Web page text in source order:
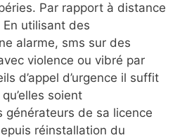
Par rapport à distance
utilisant des
alarme, sms sur des
violence ou vibré par
d’appel d’urgence il suffit
soient
générateurs de sa licence
réinstallation du